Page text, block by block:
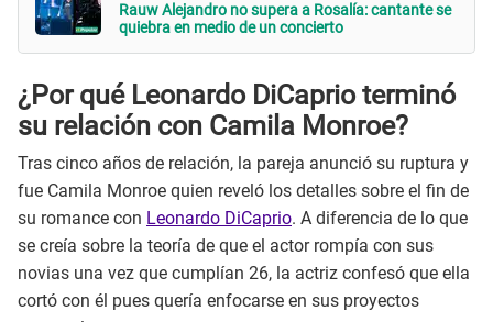
Rauw Alejandro no supera a Rosalía: cantante se
quiebra en medio de un concierto
¿Por qué Leonardo DiCaprio terminó
su relación con Camila Monroe?
Tras cinco años de relación, la pareja anunció su ruptura y
fue Camila Monroe quien reveló los detalles sobre el fin de
su romance con Leonardo DiCaprio. A diferencia de lo que
se creía sobre la teoría de que el actor rompía con sus
novias una vez que cumplían 26, la actriz confesó que ella
cortó con él pues quería enfocarse en sus proyectos